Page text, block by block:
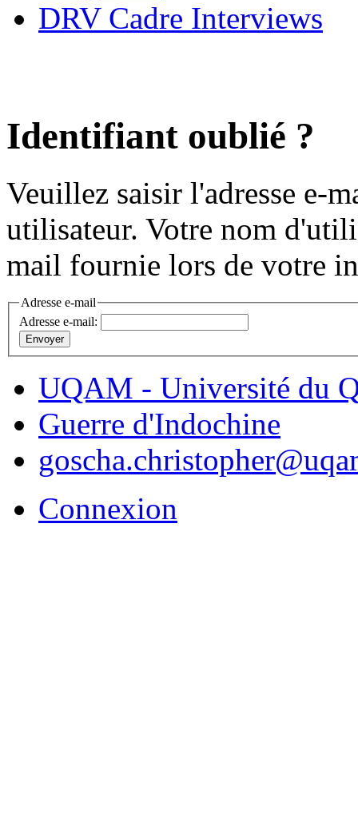
DRV Cadre Interviews
Identifiant oublié ?
Veuillez saisir l'adresse e-
utilisateur. Votre nom
mail fournie lors de votre
Adresse e-mail
Adresse e-mail:
Envoyer
UQAM - Université du
Guerre d'Indochine
Connexion